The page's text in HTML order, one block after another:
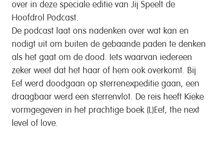
over in deze speciale editie van Jij Speelt de
Hoofdrol Podcast.
De podcast laat ons nadenken over wat kan en
nodigt uit om buiten de gebaande paden te denken
als het gaat om de dood. Iets waarvan iedereen
zeker weet dat het haar of hem ook overkomt. Bij
Eef werd doodgaan op sterrenexpeditie gaan, een
draagbaar werd een sterrenvlot. De reis heeft Kieke
vormgegeven in het prachtige boek (L)Eef, the next
level of love.